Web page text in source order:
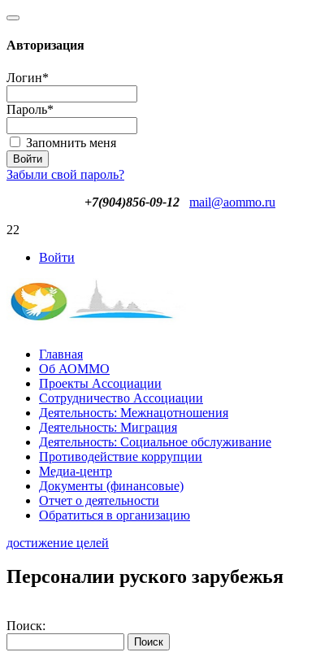
Авторизация
Логин*
Пароль*
Запомнить меня
Забыли свой пароль?
+7(904)856-09-12
mail@aommo.ru
22
Войти
Главная
Об АОММО
Проекты Ассоциации
Сотрудничество Ассоциации
Деятельность: Межнацотношения
Деятельность: Миграция
Деятельность: Социальное обслуживание
Противодействие коррупции
Медиа-центр
Документы (финансовые)
Отчет о деятельности
Обратиться в организацию
достижение целей
Персоналии руского зарубежья
Поиск: